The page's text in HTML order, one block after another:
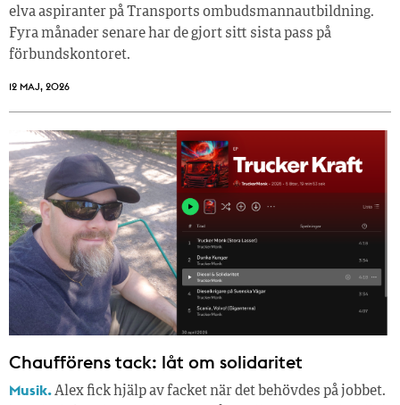
elva aspiranter på Transports ombudsmannautbildning.
Fyra månader senare har de gjort sitt sista pass på
förbundskontoret.
12 MAJ, 2026
Chaufförens tack: låt om solidaritet
Musik.Alex fick hjälp av facket när det behövdes på jobbet.